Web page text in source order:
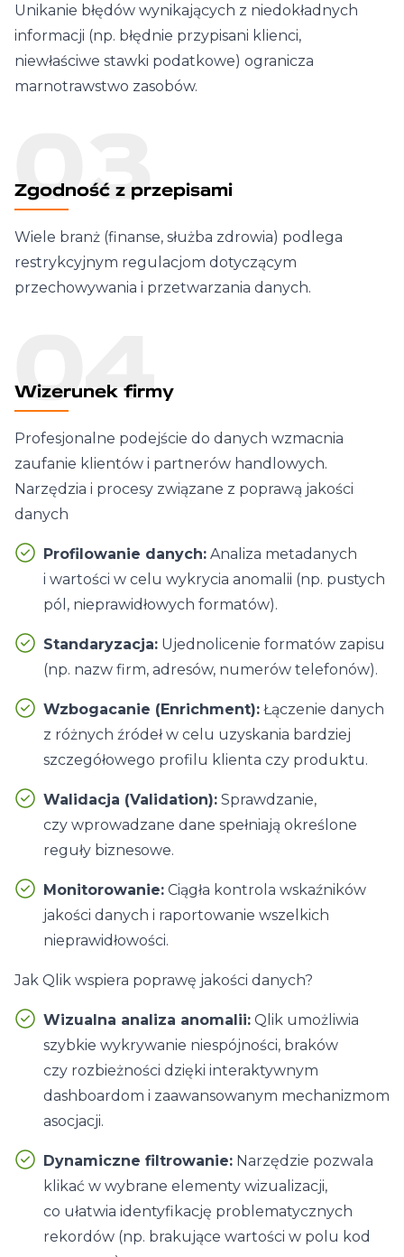
Unikanie błędów wynikających z niedokładnych
informacji (np. błędnie przypisani klienci,
niewłaściwe stawki podatkowe) ogranicza
marnotrawstwo zasobów.
03
Zgodność z przepisami
Wiele branż (finanse, służba zdrowia) podlega
restrykcyjnym regulacjom dotyczącym
przechowywania i przetwarzania danych.
04
Wizerunek firmy
Profesjonalne podejście do danych wzmacnia
zaufanie klientów i partnerów handlowych.
Narzędzia i procesy związane z poprawą jakości
danych
Profilowanie danych: Analiza metadanych
i wartości w celu wykrycia anomalii (np. pustych
pól, nieprawidłowych formatów).
Standaryzacja: Ujednolicenie formatów zapisu
(np. nazw firm, adresów, numerów telefonów).
Wzbogacanie (Enrichment): Łączenie danych
z różnych źródeł w celu uzyskania bardziej
szczegółowego profilu klienta czy produktu.
Walidacja (Validation): Sprawdzanie,
czy wprowadzane dane spełniają określone
reguły biznesowe.
Monitorowanie: Ciągła kontrola wskaźników
jakości danych i raportowanie wszelkich
nieprawidłowości.
Jak Qlik wspiera poprawę jakości danych?
Wizualna analiza anomalii: Qlik umożliwia
szybkie wykrywanie niespójności, braków
czy rozbieżności dzięki interaktywnym
dashboardom i zaawansowanym mechanizmom
asocjacji.
Dynamiczne filtrowanie: Narzędzie pozwala
klikać w wybrane elementy wizualizacji,
co ułatwia identyfikację problematycznych
rekordów (np. brakujące wartości w polu kod